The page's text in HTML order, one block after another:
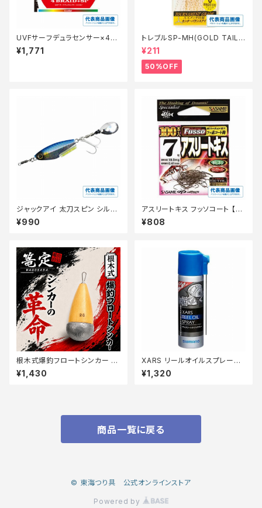
UVFサーフデュラセンサー×4＋
Sｉ2 【継続セール_仕掛】
¥1,771
トレブルSP-MH(GOLD TAIL)
8【特価仕掛】【50】
¥211
50%OFF
ジャックアイ 太刀スピン シルバ
ー青夜光ゼブラ FS418-40
¥990
アスリートキス フッソコート 【継
続セール_仕掛】
¥808
根木式爆釣フロートシンカー 2
6【篭定】
¥1,430
XARS リールオイルスプレーSP
−015L 60ML
¥1,320
商品一覧に戻る
© 東海つり具 公式オンラインストア
Powered by